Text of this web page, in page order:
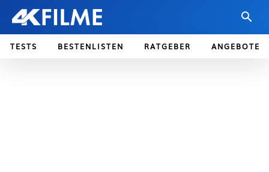
TESTS BESTENLISTEN RATGEBER ANGEBOTE